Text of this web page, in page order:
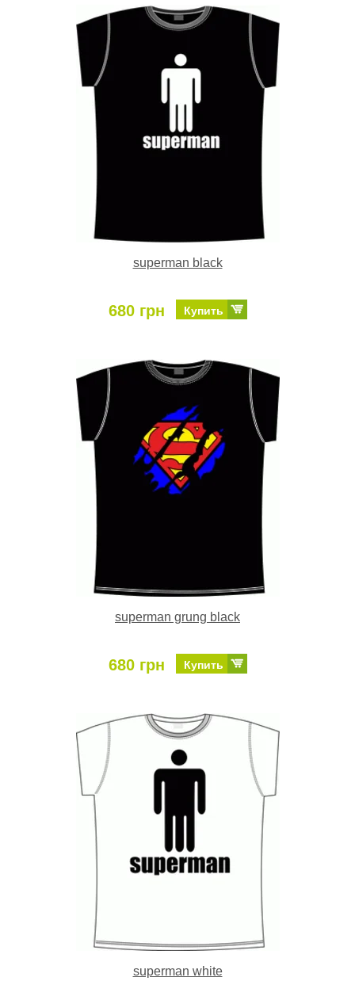
superman black
680 грн Купить
superman grung black
680 грн Купить
superman white